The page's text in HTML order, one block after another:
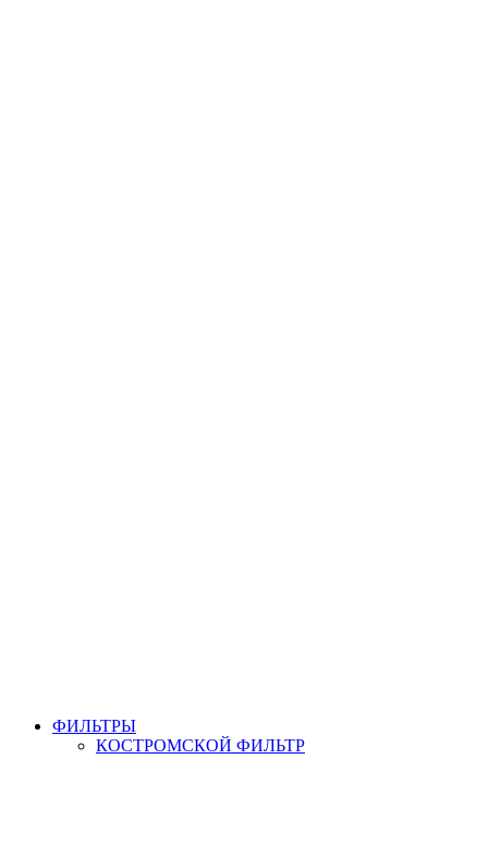
ФИЛЬТРЫ
КОСТРОМСКОЙ ФИЛЬТР